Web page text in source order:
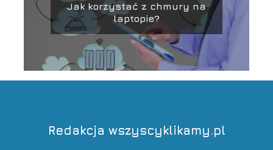
Jak korzystać z chmury na
laptopie?
Redakcja wszyscyklikamy.pl